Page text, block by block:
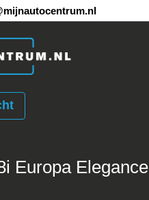
Europa Elegance